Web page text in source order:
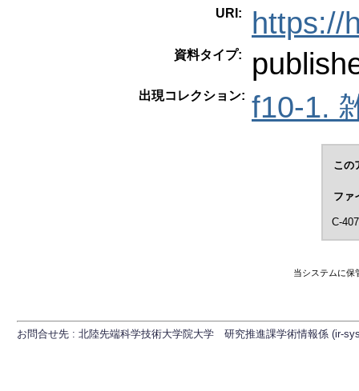
URI: https://
資料タイプ:
出現コレクション: f10-1.
この
ファ
C-
当システムに保
お問合せ先 : 北陸先端科学技術大学院大学 研究推進課学術情報係 (ir-